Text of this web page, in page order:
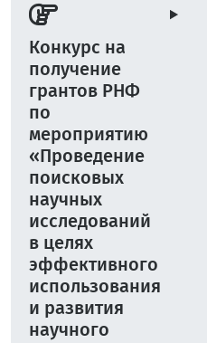
Конкурс на
получение
грантов РНФ
по
мероприятию
«Проведение
поисковых
научных
исследований
в целях
эффективного
использования
и развития
научного